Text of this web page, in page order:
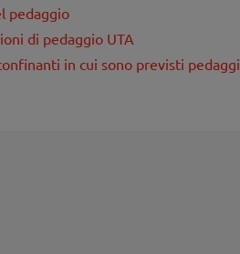
pedaggio
di pedaggio UTA
in cui sono previsti pedaggi